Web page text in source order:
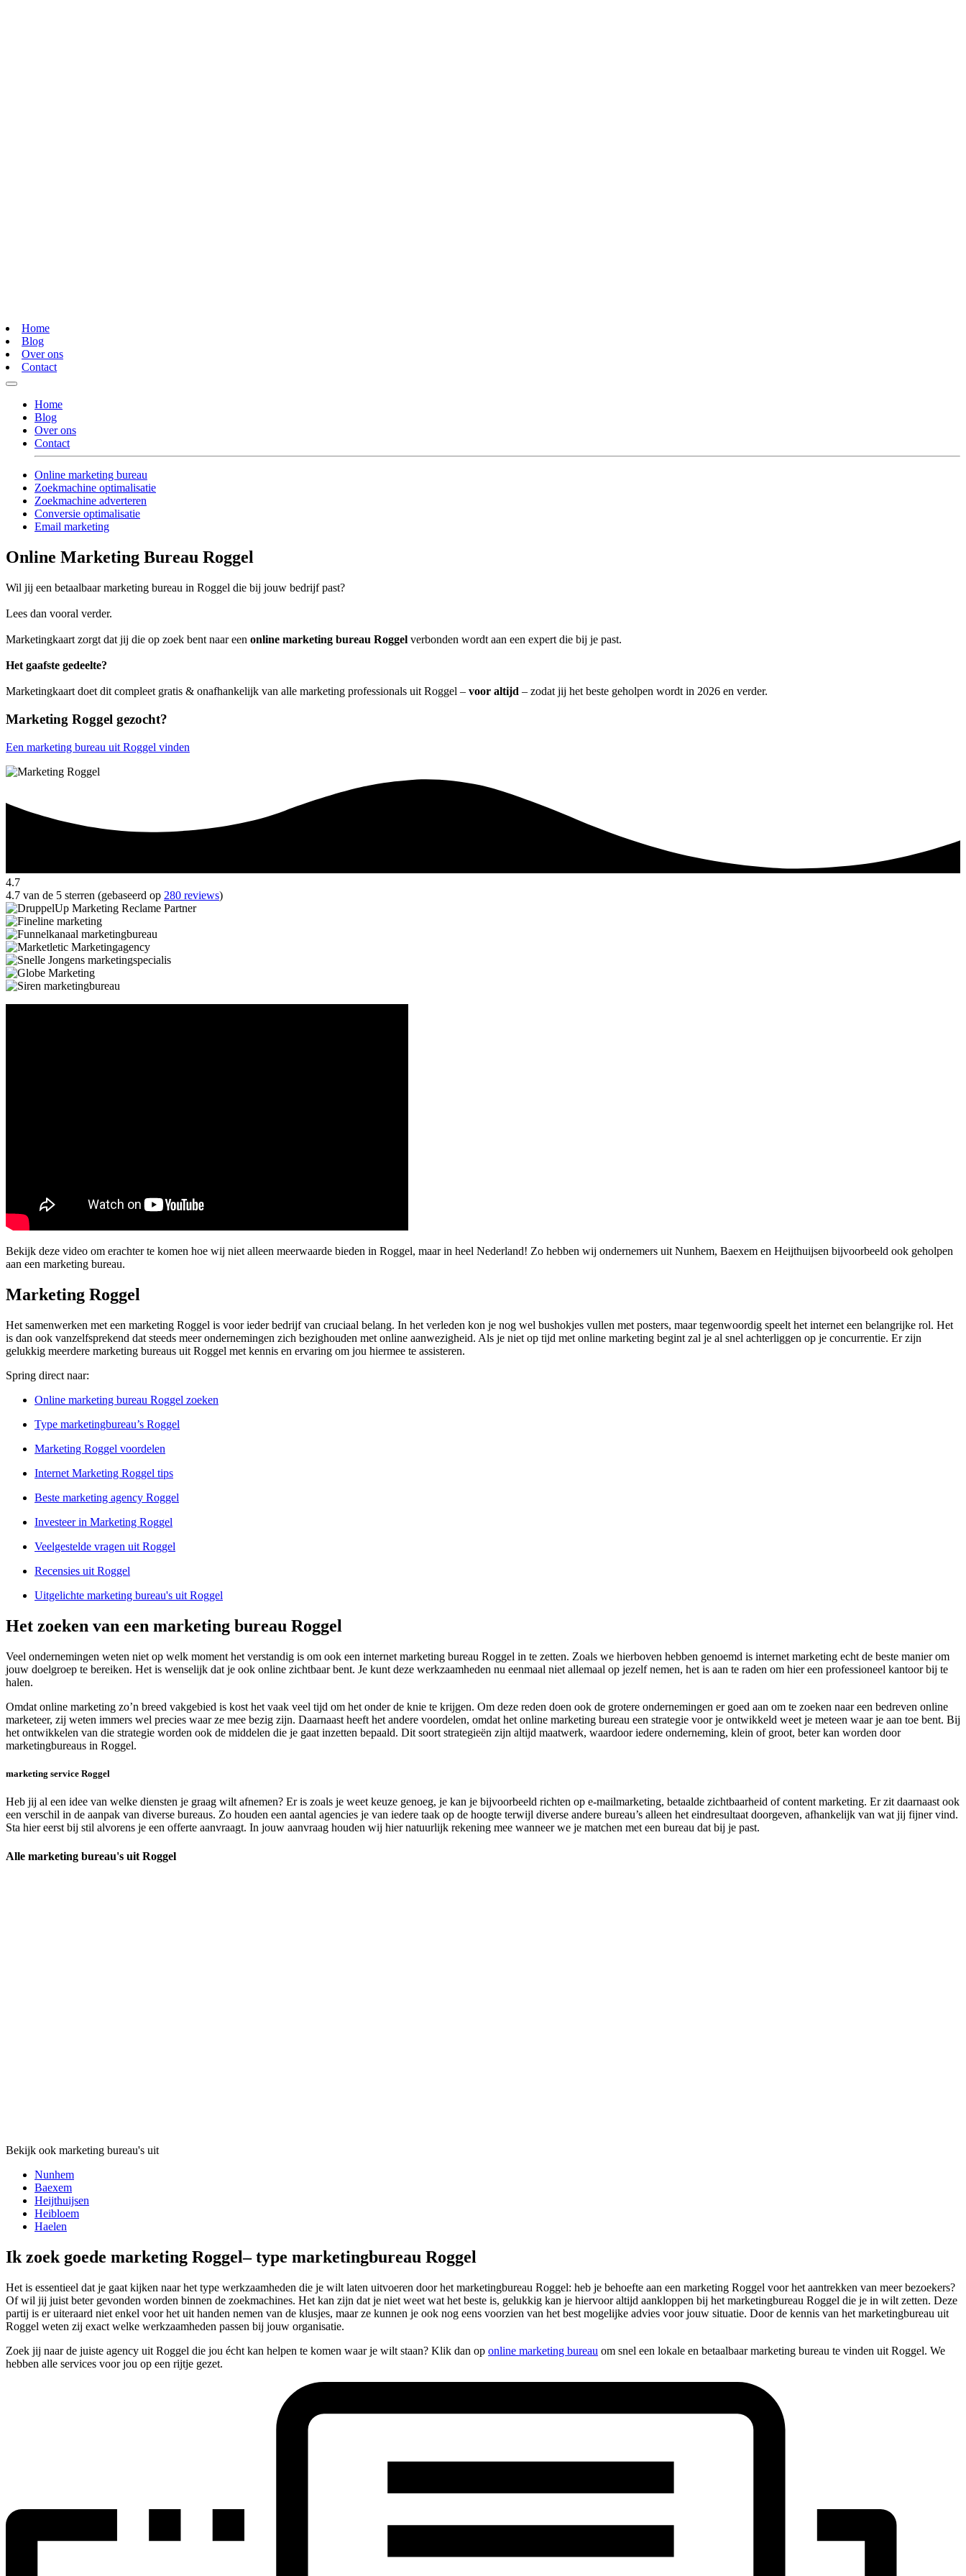
Home
Blog
Over ons
Contact
Home
Blog
Over ons
Contact
Online marketing bureau
Zoekmachine optimalisatie
Zoekmachine adverteren
Conversie optimalisatie
Email marketing
Online Marketing Bureau Roggel
Wil jij een betaalbaar marketing bureau in Roggel die bij jouw bedrijf past?
Lees dan vooral verder.
Marketingkaart zorgt dat jij die op zoek bent naar een online marketing bureau Roggel verbonden wordt aan een expert die bij je past.
Het gaafste gedeelte?
Marketingkaart doet dit compleet gratis & onafhankelijk van alle marketing professionals uit Roggel – voor altijd – zodat jij het beste geholpen wordt in 2026 en verder.
Marketing Roggel gezocht?
Een marketing bureau uit Roggel vinden
4.7
4.7 van de 5 sterren (gebaseerd op 280 reviews)
Bekijk deze video om erachter te komen hoe wij niet alleen meerwaarde bieden in Roggel, maar in heel Nederland! Zo hebben wij ondernemers uit Nunhem, Baexem en Heijthuijsen bijvoorbeeld ook geholpen
aan een marketing bureau.
Marketing Roggel
Het samenwerken met een marketing Roggel is voor ieder bedrijf van cruciaal belang. In het verleden kon je nog wel bushokjes vullen met posters, maar tegenwoordig speelt het internet een belangrijke rol. Het
is dan ook vanzelfsprekend dat steeds meer ondernemingen zich bezighouden met online aanwezigheid. Als je niet op tijd met online marketing begint zal je al snel achterliggen op je concurrentie. Er zijn
gelukkig meerdere marketing bureaus uit Roggel met kennis en ervaring om jou hiermee te assisteren.
Spring direct naar:
Online marketing bureau Roggel zoeken
Type marketingbureau’s Roggel
Marketing Roggel voordelen
Internet Marketing Roggel tips
Beste marketing agency Roggel
Investeer in Marketing Roggel
Veelgestelde vragen uit Roggel
Recensies uit Roggel
Uitgelichte marketing bureau's uit Roggel
Het zoeken van een marketing bureau Roggel
Veel ondernemingen weten niet op welk moment het verstandig is om ook een internet marketing bureau Roggel in te zetten. Zoals we hierboven hebben genoemd is internet marketing echt de beste manier om
jouw doelgroep te bereiken. Het is wenselijk dat je ook online zichtbaar bent. Je kunt deze werkzaamheden nu eenmaal niet allemaal op jezelf nemen, het is aan te raden om hier een professioneel kantoor bij te
halen.
Omdat online marketing zo’n breed vakgebied is kost het vaak veel tijd om het onder de knie te krijgen. Om deze reden doen ook de grotere ondernemingen er goed aan om te zoeken naar een bedreven online
marketeer, zij weten immers wel precies waar ze mee bezig zijn. Daarnaast heeft het andere voordelen, omdat het online marketing bureau een strategie voor je ontwikkeld weet je meteen waar je aan toe bent. Bij
het ontwikkelen van die strategie worden ook de middelen die je gaat inzetten bepaald. Dit soort strategieën zijn altijd maatwerk, waardoor iedere onderneming, klein of groot, beter kan worden door
marketingbureaus in Roggel.
marketing service Roggel
Heb jij al een idee van welke diensten je graag wilt afnemen? Er is zoals je weet keuze genoeg, je kan je bijvoorbeeld richten op e-mailmarketing, betaalde zichtbaarheid of content marketing. Er zit daarnaast ook
een verschil in de aanpak van diverse bureaus. Zo houden een aantal agencies je van iedere taak op de hoogte terwijl diverse andere bureau’s alleen het eindresultaat doorgeven, afhankelijk van wat jij fijner vind.
Sta hier eerst bij stil alvorens je een offerte aanvraagt. In jouw aanvraag houden wij hier natuurlijk rekening mee wanneer we je matchen met een bureau dat bij je past.
Alle marketing bureau's uit Roggel
Bekijk ook marketing bureau's uit
Nunhem
Baexem
Heijthuijsen
Heibloem
Haelen
Ik zoek goede marketing Roggel– type marketingbureau Roggel
Het is essentieel dat je gaat kijken naar het type werkzaamheden die je wilt laten uitvoeren door het marketingbureau Roggel: heb je behoefte aan een marketing Roggel voor het aantrekken van meer bezoekers?
Of wil jij juist beter gevonden worden binnen de zoekmachines. Het kan zijn dat je niet weet wat het beste is, gelukkig kan je hiervoor altijd aankloppen bij het marketingbureau Roggel die je in wilt zetten. Deze
partij is er uiteraard niet enkel voor het uit handen nemen van de klusjes, maar ze kunnen je ook nog eens voorzien van het best mogelijke advies voor jouw situatie. Door de kennis van het marketingbureau uit
Roggel weten zij exact welke werkzaamheden passen bij jouw organisatie.
Zoek jij naar de juiste agency uit Roggel die jou écht kan helpen te komen waar je wilt staan? Klik dan op online marketing bureau om snel een lokale en betaalbaar marketing bureau te vinden uit Roggel. We
hebben alle services voor jou op een rijtje gezet.